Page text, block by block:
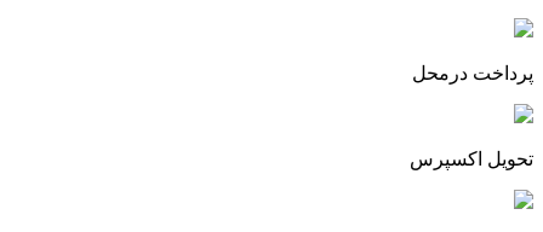
پرداخت درمحل
تحویل اکسپرس